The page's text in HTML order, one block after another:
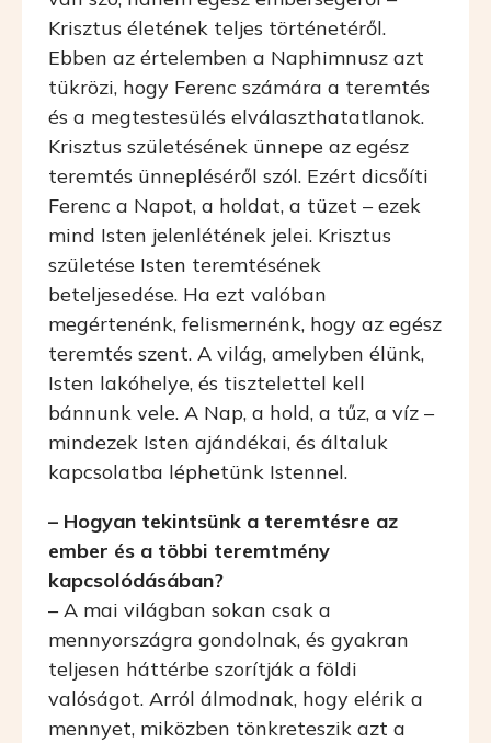
Krisztus életének teljes történetéről.
Ebben az értelemben a Naphimnusz azt
tükrözi, hogy Ferenc számára a teremtés
és a megtestesülés elválaszthatatlanok.
Krisztus születésének ünnepe az egész
teremtés ünnepléséről szól. Ezért dicsőíti
Ferenc a Napot, a holdat, a tüzet – ezek
mind Isten jelenlétének jelei. Krisztus
születése Isten teremtésének
beteljesedése. Ha ezt valóban
megértenénk, felismernénk, hogy az egész
teremtés szent. A világ, amelyben élünk,
Isten lakóhelye, és tisztelettel kell
bánnunk vele. A Nap, a hold, a tűz, a víz –
mindezek Isten ajándékai, és általuk
kapcsolatba léphetünk Istennel.
– Hogyan tekintsünk a teremtésre az
ember és a többi teremtmény
kapcsolódásában?
– A mai világban sokan csak a
mennyországra gondolnak, és gyakran
teljesen háttérbe szorítják a földi
valóságot. Arról álmodnak, hogy elérik a
mennyet, miközben tönkreteszik azt a